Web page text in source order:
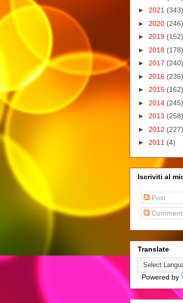
► 2021 (343)
► 2020 (246)
► 2019 (152)
► 2018 (178)
► 2017 (240)
► 2016 (235)
► 2015 (162)
► 2014 (245)
► 2013 (258)
► 2012 (227)
► 2011 (4)
Iscriviti al
Post
Commenti
Translate
Powered by